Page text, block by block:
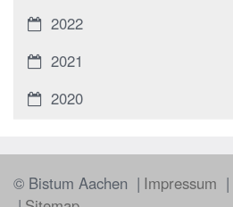
2022
2021
2020
© Bistum Aachen Impressum